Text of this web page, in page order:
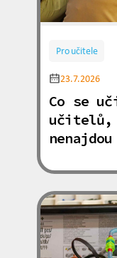
Pro učitele
23.7.2026
Co se
učitelů,
nenajdou